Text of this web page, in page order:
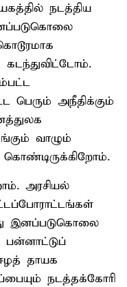
நடத்திய
பெரும் அநீதிக்கும்
வாழும்
அரசியல்
இனப்படுகொலை
தாயக
நடத்தக்கோரி